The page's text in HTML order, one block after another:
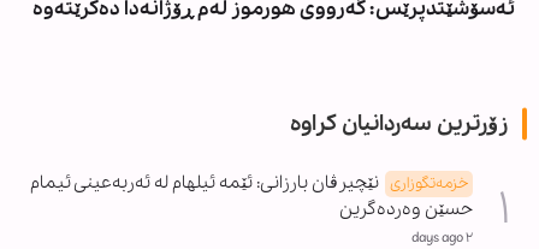
ئەسۆشێتدپرێس: گەرووی هورموز لەم ڕۆژانەدا دەکرێتەوە
زۆرترین سەردانیان کراوە
خزمەتگوزاری نێچیرڤان بارزانی: ئێمە ئیلهام لە ئەربەعینی ئیمام
حسێن وەردەگرین
٢ days ago